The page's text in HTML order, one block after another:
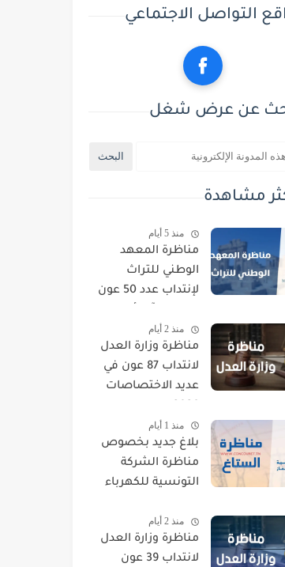
التواصل الاجتماعي
عن عرض شغل
مشاهدة
منذ 5 أيام
مناظرة المعهد
الوطني للتراث
لإنتداب عدد 50 عون
2026
منذ 2 أيام
مناظرة وزارة العدل
لانتداب 87 عون في
عديد الاختصاصات
منذ 1 أيام
بلاغ جديد بخصوص
مناظرة الشركة
التونسية للكهرباء
إطارات
منذ 2 أيام
مناظرة وزارة العدل
لانتداب 39 عون